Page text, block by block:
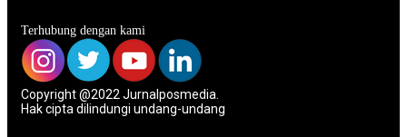
Terhubung dengan kami
Copyright @2022 Jurnalposmedia.
Hak cipta dilindungi undang-undang